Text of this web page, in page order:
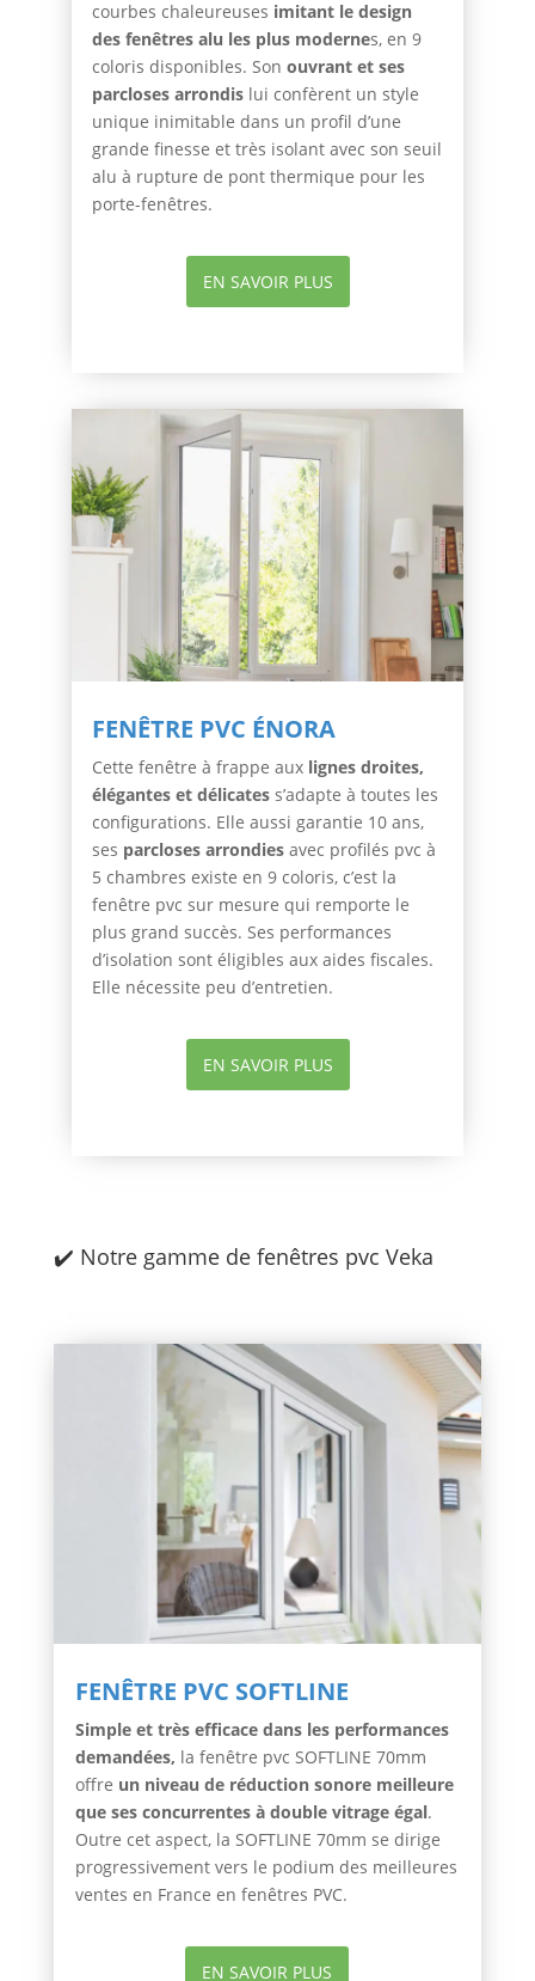
courbes chaleureuses imitant le design
des fenêtres alu les plus modernes, en 9
coloris disponibles. Son ouvrant et ses
parcloses arrondislui confèrent un style
unique inimitable dans un profil d’une
grande finesse et très isolant avec son seuil
alu à rupture de pont thermique pour les
porte-fenêtres.
EN SAVOIR PLUS
FENÊTRE PVC ÉNORA
Cette fenêtre à frappe aux lignes droites,
élégantes et délicatess’adapte à toutes les
configurations. Elle aussi garantie 10 ans,
ses parcloses arrondiesavec profilés pvc à
5 chambres existe en 9 coloris, c’est la
fenêtre pvc sur mesure qui remporte le
plus grand succès. Ses performances
d’isolation sont éligibles aux aides fiscales.
Elle nécessite peu d’entretien.
EN SAVOIR PLUS
✔️ Notre gamme de fenêtres pvc Veka
FENÊTRE PVC SOFTLINE
Simple et très efficace dans les performances
demandées, la fenêtre pvc SOFTLINE 70mm
offre un niveau de réduction sonore meilleure
que ses concurrentes à double vitrage égal.
Outre cet aspect, la SOFTLINE 70mm se dirige
progressivement vers le podium des meilleures
ventes en France en fenêtres PVC.
EN SAVOIR PLUS